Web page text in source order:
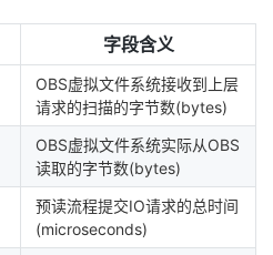
字段含义
OBS虚拟文件系统接收到上层
请求的扫描的字节数(bytes)
OBS虚拟文件系统实际从OBS
读取的字节数(bytes)
预读流程提交IO请求的总时间
(microseconds)